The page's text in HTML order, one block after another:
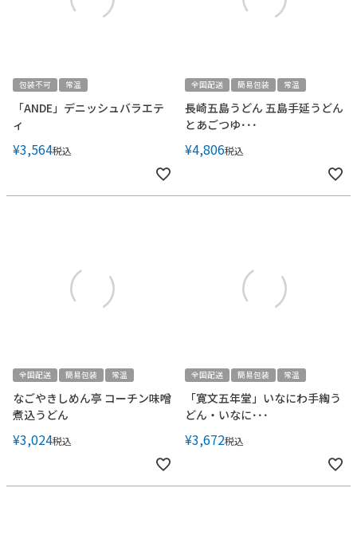
包装不可 常温
「ANDE」デニッシュバラエテ
ィ
¥3,564税込
全国配送 簡易包装 常温
長崎五島うどん 五島手延うどん
とあごつゆ･･･
¥4,806税込
全国配送 簡易包装 常温
なごやきしめん亭 コーチン味噌
煮込うどん
¥3,024税込
全国配送 簡易包装 常温
「寛文五年堂」いなにわ手綯う
どん・いなに･･･
¥3,672税込